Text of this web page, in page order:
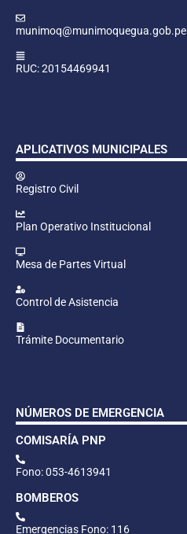
munimoq@munimoquegua.gob.pe
RUC: 20154469941
APLICATIVOS MUNICIPALES
Registro Civil
Plan Operativo Institucional
Mesa de Partes Virtual
Control de Asistencia
Trámite Documentario
NÚMEROS DE EMERGENCIA
COMISARÍA PNP
Fono: 053-4613941
BOMBEROS
Emergencias Fono: 116